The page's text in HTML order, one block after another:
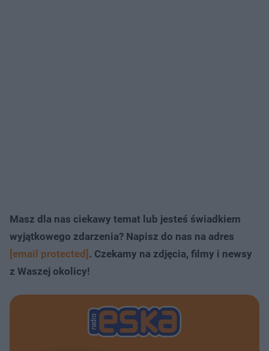
Masz dla nas ciekawy temat lub jesteś świadkiem
wyjątkowego zdarzenia? Napisz do nas na adres
[email protected] . Czekamy na zdjęcia, filmy i newsy
z Waszej okolicy!